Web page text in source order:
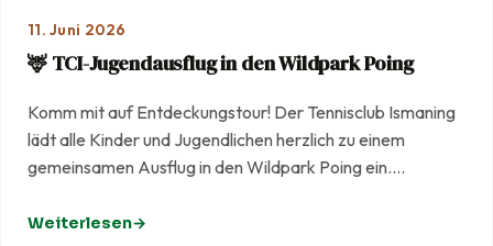
11. Juni 2026
🦌 TCI-Jugendausflug in den Wildpark Poing
Komm mit auf Entdeckungstour! Der Tennisclub Ismaning
lädt alle Kinder und Jugendlichen herzlich zu einem
gemeinsamen Ausflug in den Wildpark Poing ein.…
Weiterlesen
: 🦌 TCI-Jugendausflug in den Wildpark Poing